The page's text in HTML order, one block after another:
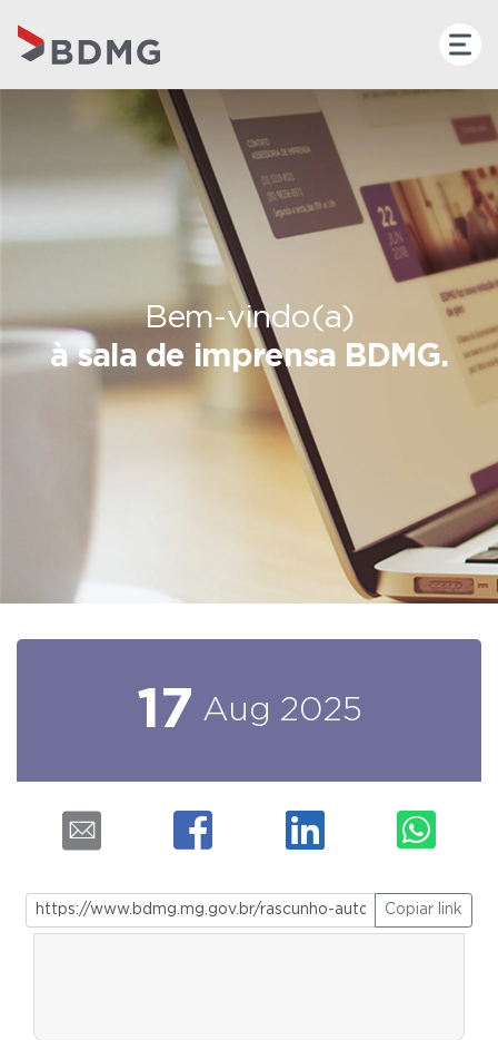
Bem-vindo(a)
à sala de imprensa BDMG.
17 Aug 2025
Copiar link